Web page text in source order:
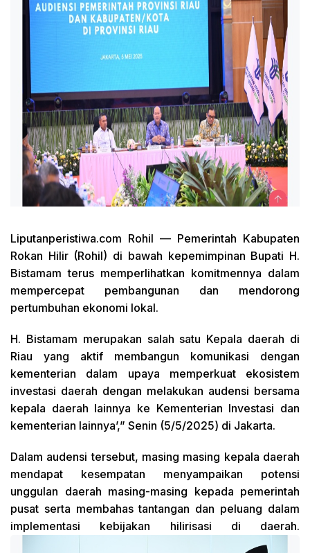
Liputanperistiwa.com Rohil — Pemerintah Kabupaten
Rokan Hilir (Rohil) di bawah kepemimpinan Bupati H.
Bistamam terus memperlihatkan komitmennya dalam
mempercepat pembangunan dan mendorong
pertumbuhan ekonomi lokal.
H. Bistamam merupakan salah satu Kepala daerah di
Riau yang aktif membangun komunikasi dengan
kementerian dalam upaya memperkuat ekosistem
investasi daerah dengan melakukan audensi bersama
kepala daerah lainnya ke Kementerian Investasi dan
kementerian lainnya’,” Senin (5/5/2025) di Jakarta.
Dalam audensi tersebut, masing masing kepala daerah
mendapat kesempatan menyampaikan potensi
unggulan daerah masing-masing kepada pemerintah
pusat serta membahas tantangan dan peluang dalam
implementasi kebijakan hilirisasi di daerah.